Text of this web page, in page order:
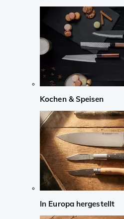
Kochen & Speisen
In Europa hergestellt